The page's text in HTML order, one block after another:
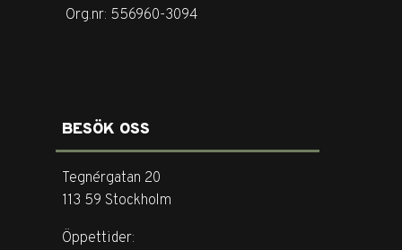
Org.nr: 556960-3094
BESÖK OSS
Tegnérgatan 20
113 59 Stockholm
Öppettider: